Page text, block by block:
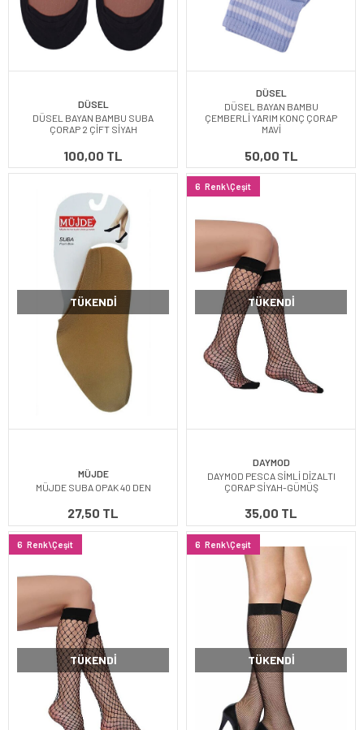
DÜSEL
DÜSEL BAYAN BAMBU SUBA
ÇORAP 2 ÇİFT SİYAH
100,00 TL
DÜSEL
DÜSEL BAYAN BAMBU
ÇEMBERLİ YARIM KONÇ ÇORAP
MAVİ
50,00 TL
TÜKENDI
MÜJDE
MÜJDE SUBA OPAK 40 DEN
27,50 TL
6 Renk\Çeşit
TÜKENDI
DAYMOD
DAYMOD PESCA SİMLİ DİZALTI
ÇORAP SİYAH-GÜMÜŞ
35,00 TL
6 Renk\Çeşit
TÜKENDI
6 Renk\Çeşit
TÜKENDI